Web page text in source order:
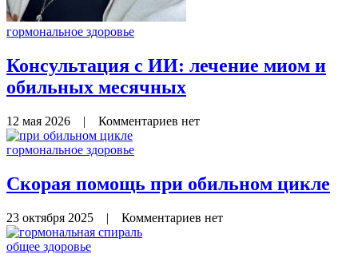
гормональное здоровье
Консультация с ИИ: лечение миом и
обильных месячных
12 мая 2026 | Комментариев нет
гормональное здоровье
Скорая помощь при обильном цикле
23 октября 2025 | Комментариев нет
общее здоровье